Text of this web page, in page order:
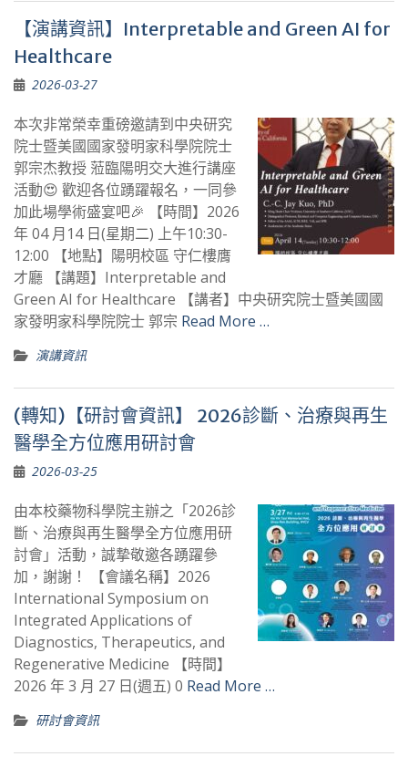
【演講資訊】Interpretable and Green AI for
Healthcare
2026-03-27
本次非常榮幸重磅邀請到中央研究
院士暨美國國家發明家科學院院士
郭宗杰教授 蒞臨陽明交大進行講座
活動😍 歡迎各位踴躍報名，一同參
加此場學術盛宴吧🎉 【時間】2026
年 04 月14 日(星期二) 上午10:30-
12:00 【地點】陽明校區 守仁樓膺
才廳 【講題】Interpretable and
Green AI for Healthcare 【講者】中央研究院士暨美國國
家發明家科學院院士 郭宗 Read More …
演講資訊
(轉知)【研討會資訊】 2026診斷、治療與再生
醫學全方位應用研討會
2026-03-25
由本校藥物科學院主辦之「2026診
斷、治療與再生醫學全方位應用研
討會」活動，誠摯敬邀各踴躍參
加，謝謝！ 【會議名稱】2026
International Symposium on
Integrated Applications of
Diagnostics, Therapeutics, and
Regenerative Medicine 【時間】
2026 年 3 月 27 日(週五) 0 Read More …
研討會資訊